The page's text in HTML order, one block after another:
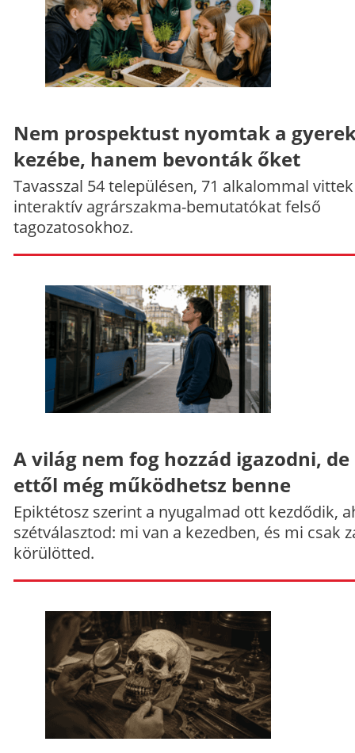
Nem prospektust nyomtak a
kezébe, hanem bevonták őket
Tavasszal 54 településen, 71 alkalommal vittek
interaktív agrárszakma-bemutatókat felső
tagozatosokhoz.
A világ nem fog hozzád igazodni, de
ettől még működhetsz benne
Epiktétosz szerint a nyugalmad ott kezdődik,
szétválasztod: mi van a kezedben, és mi csak
körülötted.